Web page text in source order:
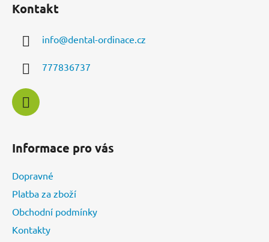
Kontakt
info@dental-ordinace.cz
777836737
Informace pro vás
Dopravné
Platba za zboží
Obchodní podmínky
Kontakty